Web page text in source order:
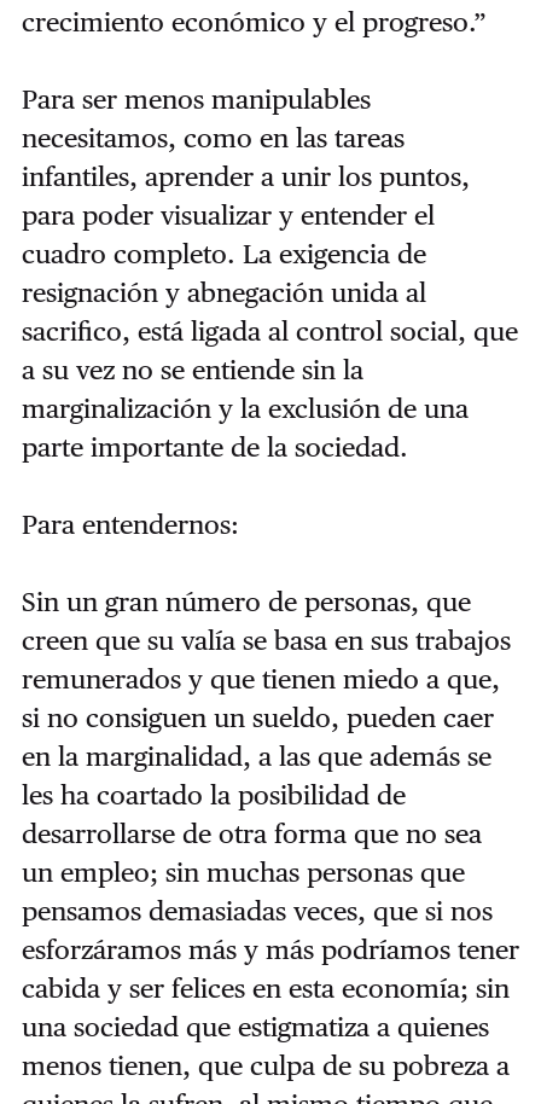
crecimiento económico y el progreso.”
Para ser menos manipulables
necesitamos, como en las tareas
infantiles, aprender a unir los puntos,
para poder visualizar y entender el
cuadro completo. La exigencia de
resignación y abnegación unida al
sacrifico, está ligada al control social, que
a su vez no se entiende sin la
marginalización y la exclusión de una
parte importante de la sociedad.
Para entendernos:
Sin un gran número de personas, que
creen que su valía se basa en sus trabajos
remunerados y que tienen miedo a que,
si no consiguen un sueldo, pueden caer
en la marginalidad, a las que además se
les ha coartado la posibilidad de
desarrollarse de otra forma que no sea
un empleo; sin muchas personas que
pensamos demasiadas veces, que si nos
esforzáramos más y más podríamos tener
cabida y ser felices en esta economía; sin
una sociedad que estigmatiza a quienes
menos tienen, que culpa de su pobreza a